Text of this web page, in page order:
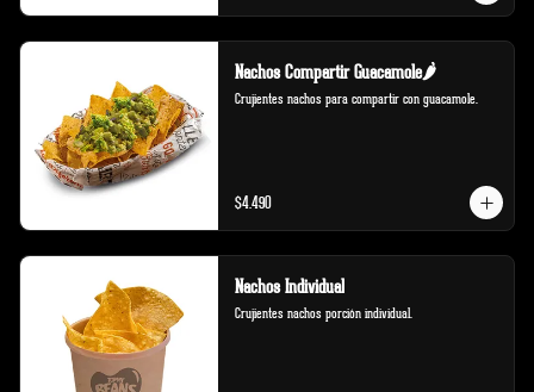
Nachos Compartir Guacamole🌶️
Crujientes nachos para compartir con guacamole.
$4.490
Nachos Individual
Crujientes nachos porción individual.